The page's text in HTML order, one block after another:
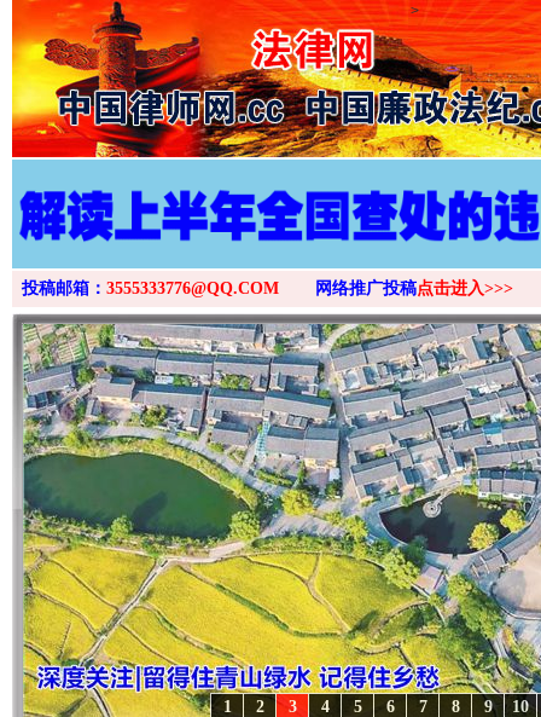
>
投稿邮箱： 3555333776@QQ.COM 网络推广投稿点击进入>>>
10
9
8
7
6
5
4
3
2
1